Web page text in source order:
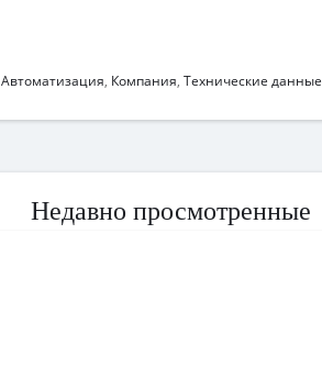
Автоматизация, Компания, Технические данные
Недавно просмотренные